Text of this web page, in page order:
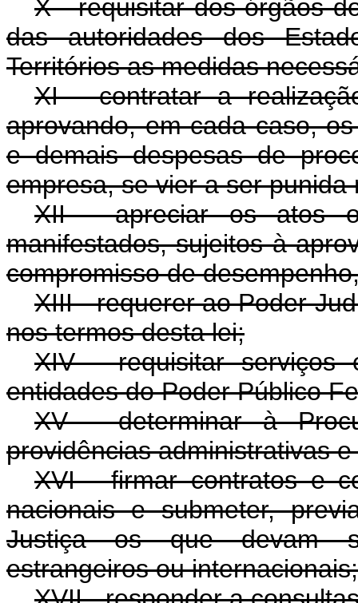
X - requisitar dos órgãos
das autoridades dos
Territórios as medidas
XI - contratar a
aprovando, em cada caso,
e demais despesas de
empresa, se vier a ser punida
XII - apreciar os atos
manifestados, sujeitos à
compromisso de
XIII - requerer ao Poder
nos termos desta lei;
XIV - requisitar serviços
entidades do Poder Público
XV - determinar à
providências administrativas
XVI - firmar contratos e
nacionais e submeter,
Justiça os que devam
estrangeiros ou internacionais;